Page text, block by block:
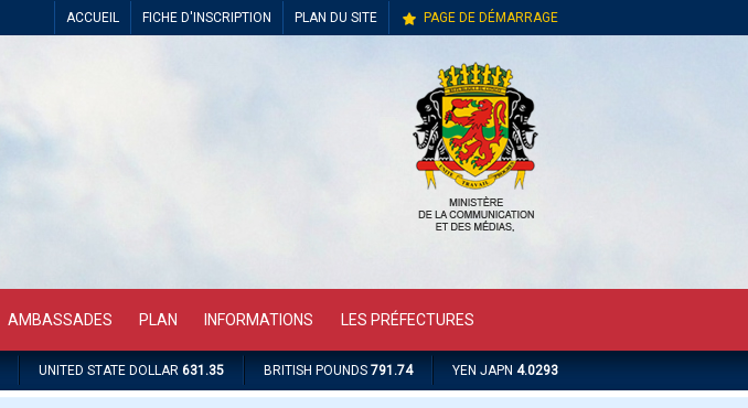
PAGE DE DÉMARRAGE
PLAN DU SITE
FICHE D'INSCRIPTION
ACCUEIL
AMBASSADES PLAN INFORMATIONS LES PRÉFECTURES
YEN JAPN 4.0293
BRITISH POUNDS 791.74
UNITED STATE DOLLAR 631.35